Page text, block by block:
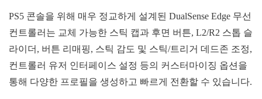
PS5 콘솔을 위해 매우 정교하게 설계된 DualSense Edge 무선
컨트롤러는 교체 가능한 스틱 캡과 후면 버튼, L2/R2 스톱 슬
라이더, 버튼 리매핑, 스틱 감도 및 스틱/트리거 데드존 조정,
컨트롤러 유저 인터페이스 설정 등의 커스터마이징 옵션을
통해 다양한 프로필을 생성하고 빠르게 전환할 수 있습니다.